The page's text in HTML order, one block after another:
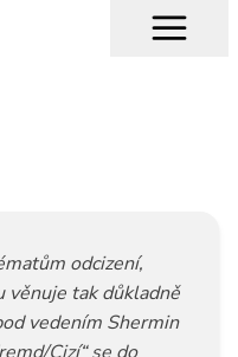
odcizení,
věnuje tak důkladně
vedením Shermin